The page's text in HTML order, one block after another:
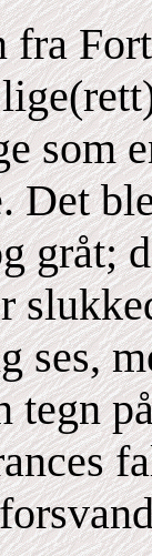
fra
som
Det
gråt;
ses,
tegn